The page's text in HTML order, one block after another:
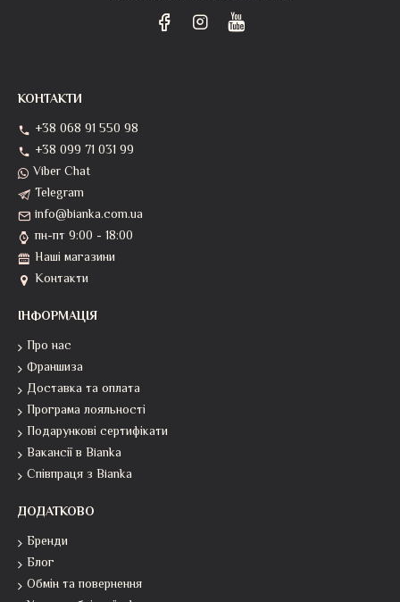
КОНТАКТИ
+38 068 91 550 98
+38 099 71 031 99
Viber Chat
Telegram
info@bianka.com.ua
пн-пт 9:00 - 18:00
Наші магазини
Контакти
ІНФОРМАЦІЯ
Про нас
Франшиза
Доставка та оплата
Програма лояльності
Подарункові сертифікати
Вакансії в Bianka
Співпраця з Bianka
ДОДАТКОВО
Бренди
Блог
Обмін та повернення